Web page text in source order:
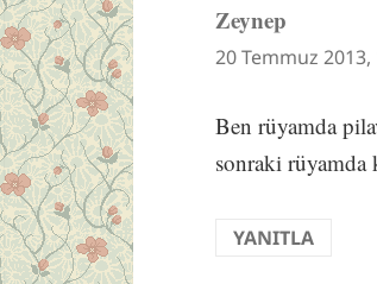
Zeynep
ki:
20 Temmuz 2013,
Ben rüyamda
sonraki rüyamda
YANITLA